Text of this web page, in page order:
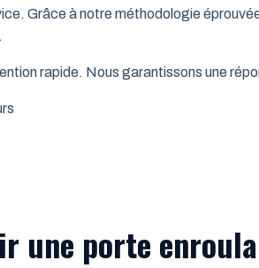
Grâce à notre méthodologie
rapide. Nous garantissons une
une porte